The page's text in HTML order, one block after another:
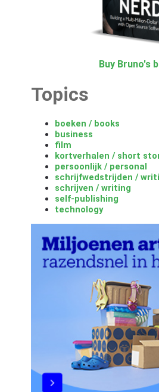
Buy Bruno's
Topics
boeken / books
business
film
kortverhalen / short
persoonlijk / personal
schrijfwedstrijden /
schrijven / writing
self-publishing
technology